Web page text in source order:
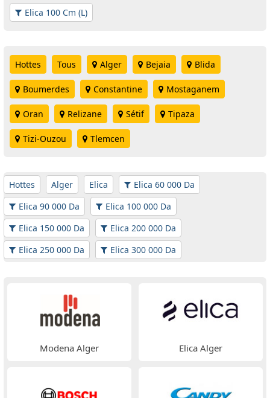
Elica 100 Cm (L)
Hottes Tous Alger Bejaia Blida
Boumerdes Constantine Mostaganem
Oran Relizane Sétif Tipaza
Tizi-Ouzou Tlemcen
Hottes Alger Elica
Elica 60 000 Da
Elica 90 000 Da
Elica 100 000 Da
Elica 150 000 Da
Elica 200 000 Da
Elica 250 000 Da
Elica 300 000 Da
Modena Alger Elica Alger